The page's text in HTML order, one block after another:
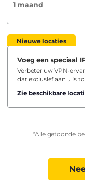
1 maand
Nieuwe locaties
Voeg een speciaal
Verbeter uw VPN-
dat exclusief aan u is
Zie beschikbare
*Alle getoonde